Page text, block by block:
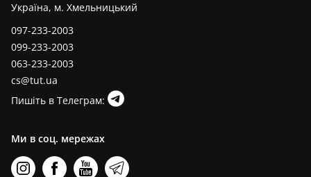
Україна, м. Хмельницький
097-233-2003
099-233-2003
063-233-2003
cs@tut.ua
Пишіть в Телеграм:
Ми в соц. мережах